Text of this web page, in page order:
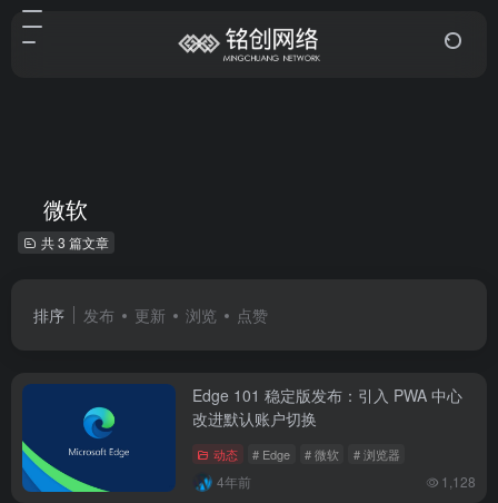
微软
共 3 篇文章
排序 发布 更新 浏览 点赞
Edge 101 稳定版发布：引入 PWA 中心
改进默认账户切换
动态 # Edge # 微软 # 浏览器
4年前 1,128